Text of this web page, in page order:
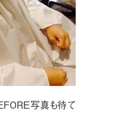
写真も待て